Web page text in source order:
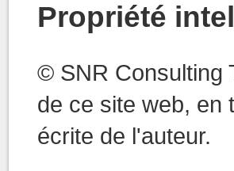
Propriété
© SNR Consulting
de ce site web, en
écrite de l'auteur.